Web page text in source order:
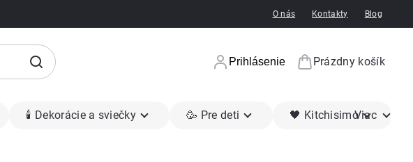
O nás Kontakty Blog
Prihlásenie
Nákupný
Prázdny košík
🕯 Dekorácie a sviečky 🥳 Pre deti 🖤 KitchisimoViac